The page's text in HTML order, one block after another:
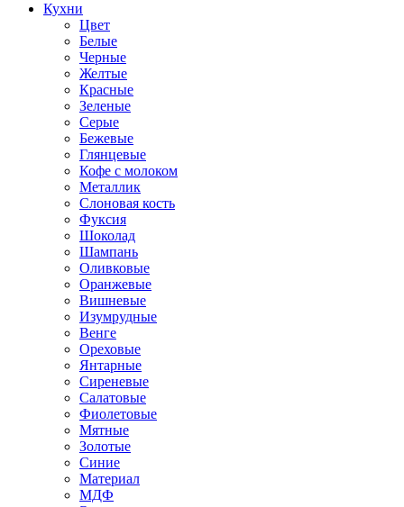
Кухни
Цвет
Белые
Черные
Желтые
Красные
Зеленые
Серые
Бежевые
Глянцевые
Кофе с молоком
Металлик
Слоновая кость
Фуксия
Шоколад
Шампань
Оливковые
Оранжевые
Вишневые
Изумрудные
Венге
Ореховые
Янтарные
Сиреневые
Салатовые
Фиолетовые
Мятные
Золотые
Синие
Материал
МДФ